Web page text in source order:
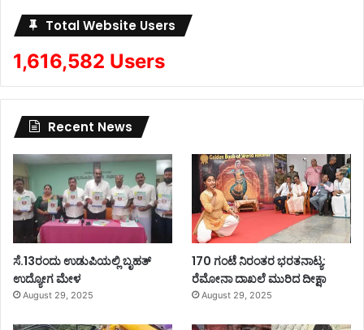
Total Website Users
1,616,582 Users
Recent News
ಸೆ.13ರಂದು ಉಡುಪಿಯಲ್ಲಿ ಬೃಹತ್
ಉದ್ಯೋಗ ಮೇಳ
August 29, 2025
170 ಗಂಟೆ ನಿರಂತರ ಭರತನಾಟ್ಯ:
ರೆಮೋನಾ ದಾಖಲೆ ಮುರಿದ ದೀಕ್ಷಾ
August 29, 2025